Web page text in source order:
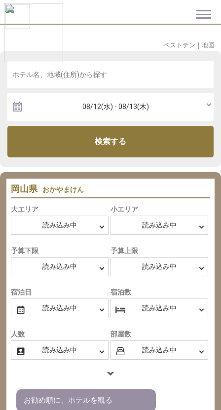
地図
｜
ベストテン
検索する
岡山県 おかやまけん
大エリア 小エリア
予算下限 予算上限
宿泊日 宿泊数
人数 部屋数
お勧め順に、ホテルを観る